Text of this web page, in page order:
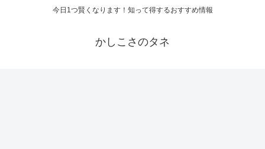
今日1つ賢くなります！知って得するおすすめ情報
かしこさのタネ